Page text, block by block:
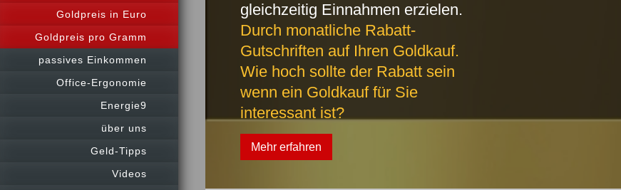
Goldpreis in Euro
Goldpreis pro Gramm
passives Einkommen
Office-Ergonomie
Energie9
über uns
Geld-Tipps
Videos
gleichzeitig Einnahmen erzielen.
Durch monatliche Rabatt-
Gutschriften auf Ihren Goldkauf.
Wie hoch sollte der Rabatt sein
wenn ein Goldkauf für Sie
interessant ist?
Mehr erfahren